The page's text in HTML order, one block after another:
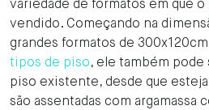
variedade de formatos em que o
vendido. Começando na
grandes formatos de
tipos de piso, ele também pode
piso existente, desde que
são assentadas com argamassa